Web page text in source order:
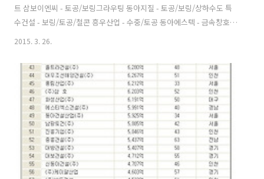
트 삼보이엔씨 - 토공/보링그라우팅 동아지질 - 토공/보링/상하수도 특
수건설 - 보링/토공/철콘 흥우산업 - 수중/토공 동아에스텍 - 금속창호/
2015. 3. 26.